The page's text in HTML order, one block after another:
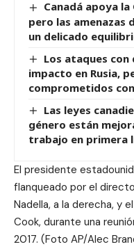
Canadá apoya
pero las amenazas
un delicado
Los ataques con
impacto en Rusia,
comprometidos
Las leyes
género están
trabajo en primera
El presidente
flanqueado por el
Nadella, a la derecha, y
Cook, durante una
2017. (Foto AP/Alec